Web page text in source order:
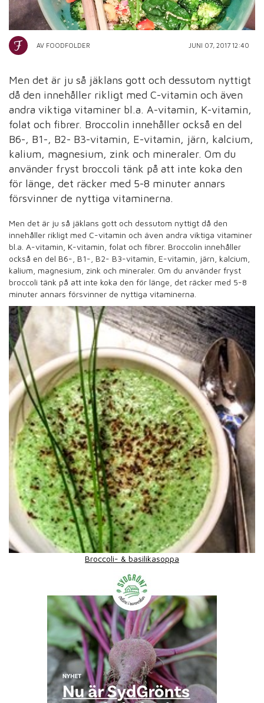
AV FOODFOLDER JUNI 07, 2017 12:40
Men det är ju så jäklans gott och dessutom nyttigt
då den innehåller rikligt med C-vitamin och även
andra viktiga vitaminer bl.a. A-vitamin, K-vitamin,
folat och fibrer. Broccolin innehåller också en del
B6-, B1-, B2- B3-vitamin, E-vitamin, järn, kalcium,
kalium, magnesium, zink och mineraler. Om du
använder fryst broccoli tänk på att inte koka den
för länge, det räcker med 5-8 minuter annars
försvinner de nyttiga vitaminerna.
Men det är ju så jäklans gott och dessutom nyttigt då den
innehåller rikligt med C-vitamin och även andra viktiga vitaminer
bl.a. A-vitamin, K-vitamin, folat och fibrer. Broccolin innehåller
också en del B6-, B1-, B2- B3-vitamin, E-vitamin, järn, kalcium,
kalium, magnesium, zink och mineraler. Om du använder fryst
broccoli tänk på att inte koka den för länge, det räcker med 5-8
minuter annars försvinner de nyttiga vitaminerna.
Broccoli- & basilikasoppa